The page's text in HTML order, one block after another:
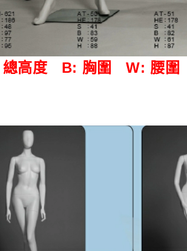
總高度 B: 胸圍W: 腰圍